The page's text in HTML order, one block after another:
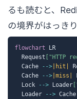
るも読むと、
の境界がはっきり
flowchart LR
  Request
["HTTP
  Cache
--> |hit|
  Cache
--> |miss|
  Lock
--> Loader
  Loader
--> Cache